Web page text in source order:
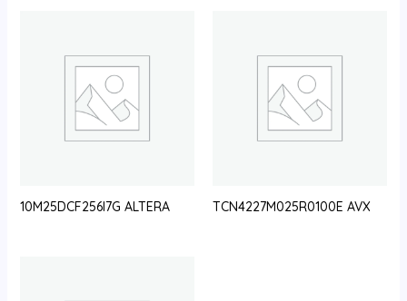
10M25DCF256I7G ALTERA TCN4227M025R0100E AVX